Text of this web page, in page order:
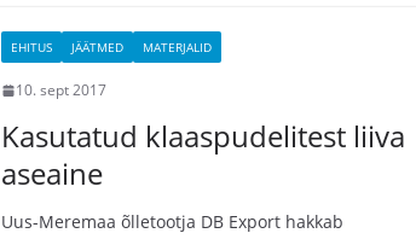
EHITUS JÄÄTMED MATERJALID
10. sept 2017
Kasutatud klaaspudelitest liiva
aseaine
Uus-Meremaa õlletootja DB Export hakkab